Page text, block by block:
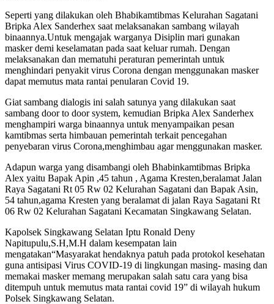
Seperti yang dilakukan oleh Bhabikamtibmas Kelurahan Sagatani
Bripka Alex Sanderhex saat melaksanakan sambang wilayah
binaannya.Untuk mengajak warganya Disiplin mari gunakan
masker demi keselamatan pada saat keluar rumah. Dengan
melaksanakan dan mematuhi peraturan pemerintah untuk
menghindari penyakit virus Corona dengan menggunakan masker
dapat memutus mata rantai penularan Covid 19.
Giat sambang dialogis ini salah satunya yang dilakukan saat
sambang door to door system, kemudian Bripka Alex Sanderhex
menghampiri warga binaannya untuk menyampaikan pesan
kamtibmas serta himbauan pemerintah terkait pencegahan
penyebaran virus Corona,menghimbau agar menggunakan masker.
Adapun warga yang disambangi oleh Bhabinkamtibmas Bripka
Alex yaitu Bapak Apin ,45 tahun , Agama Kresten,beralamat Jalan
Raya Sagatani Rt 05 Rw 02 Kelurahan Sagatani dan Bapak Asin,
54 tahun,agama Kresten yang beralamat di jalan Raya Sagatani Rt
06 Rw 02 Kelurahan Sagatani Kecamatan Singkawang Selatan.
Kapolsek Singkawang Selatan Iptu Ronald Deny
Napitupulu,S.H,M.H dalam kesempatan lain
mengatakan“Masyarakat hendaknya patuh pada protokol kesehatan
guna antisipasi Virus COVID-19 di lingkungan masing- masing dan
memakai masker memang merupakan salah satu cara yang bisa
ditempuh untuk memutus mata rantai covid 19” di wilayah hukum
Polsek Singkawang Selatan.